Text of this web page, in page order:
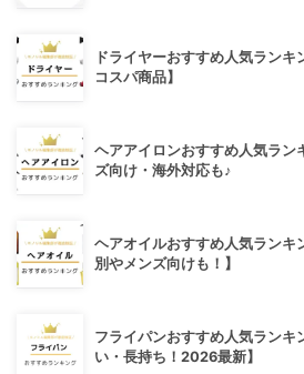
ドライヤーおすすめ人気ランキ
コスパ商品】
ヘアアイロンおすすめ人気ラン
ズ向け・海外対応も♪
ヘアオイルおすすめ人気ランキ
別やメンズ向けも！】
フライパンおすすめ人気ランキ
い・長持ち！2026最新】